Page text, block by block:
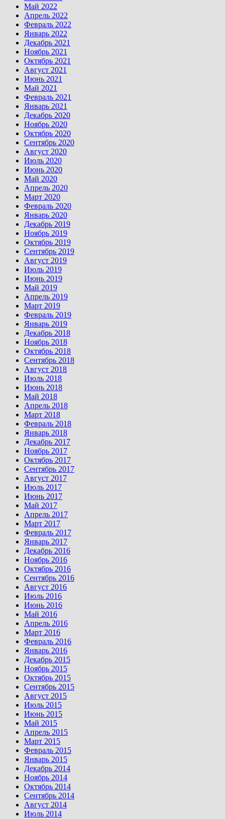
Май 2022
Апрель 2022
Февраль 2022
Январь 2022
Декабрь 2021
Ноябрь 2021
Октябрь 2021
Август 2021
Июнь 2021
Май 2021
Февраль 2021
Январь 2021
Декабрь 2020
Ноябрь 2020
Октябрь 2020
Сентябрь 2020
Август 2020
Июль 2020
Июнь 2020
Май 2020
Апрель 2020
Март 2020
Февраль 2020
Январь 2020
Декабрь 2019
Ноябрь 2019
Октябрь 2019
Сентябрь 2019
Август 2019
Июль 2019
Июнь 2019
Май 2019
Апрель 2019
Март 2019
Февраль 2019
Январь 2019
Декабрь 2018
Ноябрь 2018
Октябрь 2018
Сентябрь 2018
Август 2018
Июль 2018
Июнь 2018
Май 2018
Апрель 2018
Март 2018
Февраль 2018
Январь 2018
Декабрь 2017
Ноябрь 2017
Октябрь 2017
Сентябрь 2017
Август 2017
Июль 2017
Июнь 2017
Май 2017
Апрель 2017
Март 2017
Февраль 2017
Январь 2017
Декабрь 2016
Ноябрь 2016
Октябрь 2016
Сентябрь 2016
Август 2016
Июль 2016
Июнь 2016
Май 2016
Апрель 2016
Март 2016
Февраль 2016
Январь 2016
Декабрь 2015
Ноябрь 2015
Октябрь 2015
Сентябрь 2015
Август 2015
Июль 2015
Июнь 2015
Май 2015
Апрель 2015
Март 2015
Февраль 2015
Январь 2015
Декабрь 2014
Ноябрь 2014
Октябрь 2014
Сентябрь 2014
Август 2014
Июль 2014